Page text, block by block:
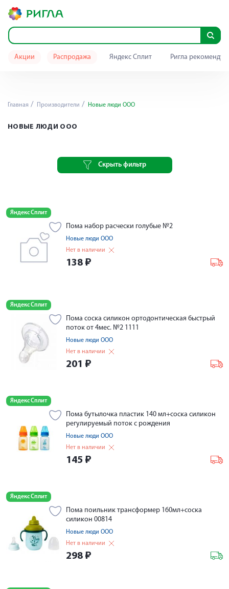
Акции Распродажа Яндекс Сплит Ригла
Главная Производители Новые люди ООО
НОВЫЕ ЛЮДИ ООО
Скрыть фильтр
Яндекс Сплит
Пома набор расчески голубые №2
Новые люди ООО
Нет в наличии
138 ₽
Яндекс Сплит
Пома соска силикон ортодонтическая быстрый
поток от 4мес. №2 1111
Новые люди ООО
Нет в наличии
201 ₽
Яндекс Сплит
Пома бутылочка пластик 140 мл+соска силикон
регулируемый поток с рождения
Новые люди ООО
Нет в наличии
145 ₽
Яндекс Сплит
Пома поильник трансформер 160мл+соска
силикон 00814
Новые люди ООО
Нет в наличии
298 ₽